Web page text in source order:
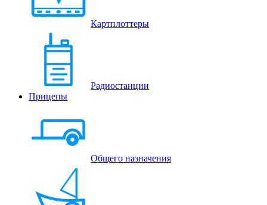
Картплоттеры
Радиостанции
Прицепы
Общего назначения